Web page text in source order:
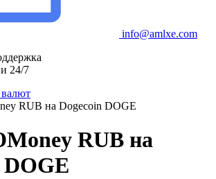
info@amlxe.com
24/7
RUB на Dogecoin DOGE
RUB на
DOGE